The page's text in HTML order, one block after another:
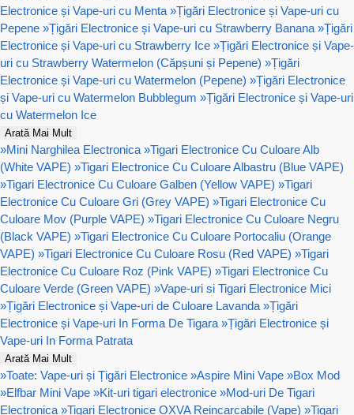
Electronice și Vape-uri cu Menta »Țigări Electronice și Vape-uri cu
Pepene »Țigări Electronice și Vape-uri cu Strawberry Banana »Țigări
Electronice și Vape-uri cu Strawberry Ice »Țigări Electronice și Vape-
uri cu Strawberry Watermelon (Căpșuni și Pepene) »Țigări
Electronice și Vape-uri cu Watermelon (Pepene) »Țigări Electronice
și Vape-uri cu Watermelon Bubblegum »Țigări Electronice și Vape-uri
cu Watermelon Ice
Arată Mai Mult
»Mini Narghilea Electronica »Tigari Electronice Cu Culoare Alb
(White VAPE) »Tigari Electronice Cu Culoare Albastru (Blue VAPE)
»Tigari Electronice Cu Culoare Galben (Yellow VAPE) »Tigari
Electronice Cu Culoare Gri (Grey VAPE) »Tigari Electronice Cu
Culoare Mov (Purple VAPE) »Tigari Electronice Cu Culoare Negru
(Black VAPE) »Tigari Electronice Cu Culoare Portocaliu (Orange
VAPE) »Tigari Electronice Cu Culoare Rosu (Red VAPE) »Tigari
Electronice Cu Culoare Roz (Pink VAPE) »Tigari Electronice Cu
Culoare Verde (Green VAPE) »Vape-uri si Tigari Electronice Mici
»Țigări Electronice și Vape-uri de Culoare Lavanda »Țigări
Electronice și Vape-uri In Forma De Tigara »Țigări Electronice și
Vape-uri In Forma Patrata
Arată Mai Mult
»Toate: Vape-uri și Țigări Electronice »Aspire Mini Vape »Box Mod
»Elfbar Mini Vape »Kit-uri tigari electronice »Mod-uri De Tigari
Electronica »Tigari Electronice OXVA Reincarcabile (Vape) »Tigari